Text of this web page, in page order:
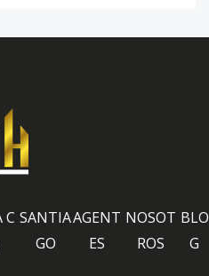
C SANTIA
GO
AGENT
ES
NOSOT
ROS
BLO
G